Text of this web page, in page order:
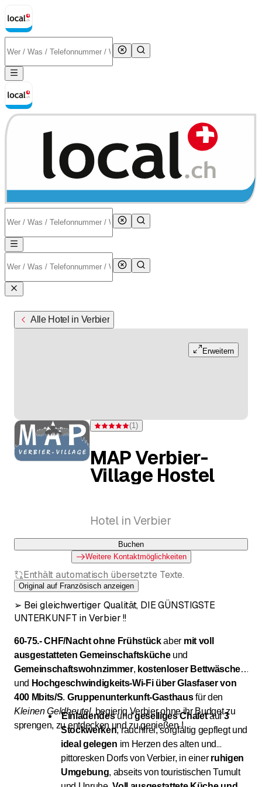
Alle Hotel in Verbier
Erweitern
Bewertung 5 von 5 Sternen bei einer Bewertung
(1)
MAP Verbier-
Village Hostel
Hotel in Verbier
Buchen
Weitere Kontaktmöglichkeiten
Enthält automatisch übersetzte Texte.
Original auf Französisch anzeigen
➢ Bei gleichwertiger Qualität, DIE GÜNSTIGSTE
UNTERKUNFT in Verbier !!
60-75.- CHF/Nacht ohne Frühstückaber mit voll
ausgestatteten Gemeinschaftskücheund
Gemeinschaftswohnzimmer, kostenloser Bettwäsche
und Hochgeschwindigkeits-Wi-Fi über Glasfaser von
400 Mbits/S. Gruppenunterkunft-Gasthausfür den
Kleinen Geldbeutel, begierig Verbier ohne ihr Budget zu
sprengen, zu entdecken und zu genießen !
Einladendesundgeselliges Chaletauf3
Stockwerken, rauchfrei, sorgfältig gepflegt und
ideal gelegen im Herzen des alten und
pittoresken Dorfs von Verbier, in einer ruhigen
Umgebung, abseits von touristischen Tumult